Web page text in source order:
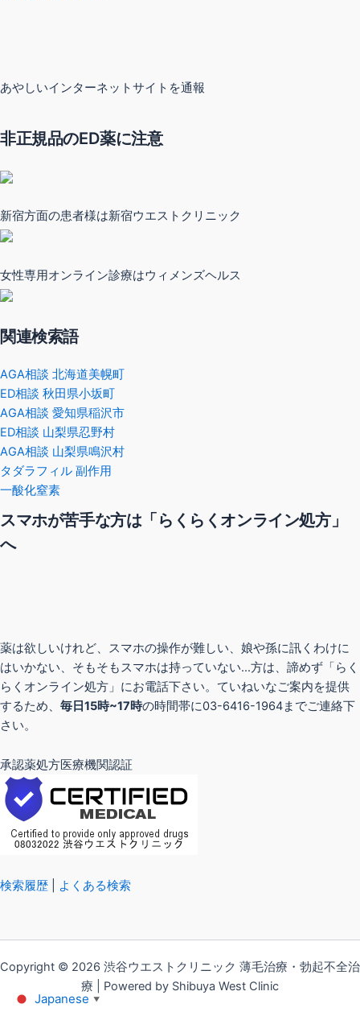
あやしいインターネットサイトを通報
非正規品のED薬に注意
新宿方面の患者様は新宿ウエストクリニック
女性専用オンライン診療はウィメンズヘルス
関連検索語
AGA相談 北海道美幌町
ED相談 秋田県小坂町
AGA相談 愛知県稲沢市
ED相談 山梨県忍野村
AGA相談 山梨県鳴沢村
タダラフィル 副作用
一酸化窒素
スマホが苦手な方は「らくらくオンライン処方」
へ
薬は欲しいけれど、スマホの操作が難しい、娘や孫に訊くわけに
はいかない、そもそもスマホは持っていない…方は、諦めず「らく
らくオンライン処方」にお電話下さい。ていねいなご案内を提供
するため、 毎日15時~17時の時間帯に03-6416-1964までご連絡下
さい。
承認薬処方医療機関認証
検索履歴 よくある検索
Copyright © 2026 渋谷ウエストクリニック 薄毛治療・勃起不全治
療 | Powered by Shibuya West Clinic
Japanese ▼